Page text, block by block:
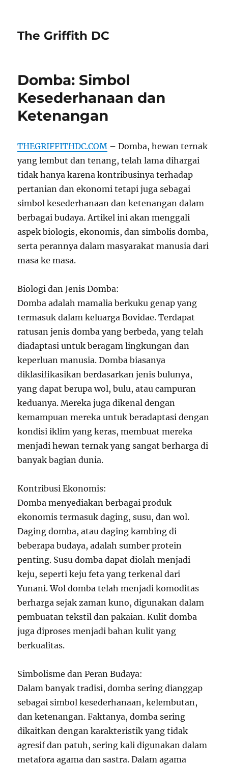
The Griffith DC
Domba: Simbol
Kesederhanaan dan
Ketenangan
THEGRIFFITHDC.COM – Domba, hewan ternak
yang lembut dan tenang, telah lama dihargai
tidak hanya karena kontribusinya terhadap
pertanian dan ekonomi tetapi juga sebagai
simbol kesederhanaan dan ketenangan dalam
berbagai budaya. Artikel ini akan menggali
aspek biologis, ekonomis, dan simbolis domba,
serta perannya dalam masyarakat manusia dari
masa ke masa.
Biologi dan Jenis Domba:
Domba adalah mamalia berkuku genap yang
termasuk dalam keluarga Bovidae. Terdapat
ratusan jenis domba yang berbeda, yang telah
diadaptasi untuk beragam lingkungan dan
keperluan manusia. Domba biasanya
diklasifikasikan berdasarkan jenis bulunya,
yang dapat berupa wol, bulu, atau campuran
keduanya. Mereka juga dikenal dengan
kemampuan mereka untuk beradaptasi dengan
kondisi iklim yang keras, membuat mereka
menjadi hewan ternak yang sangat berharga di
banyak bagian dunia.
Kontribusi Ekonomis:
Domba menyediakan berbagai produk
ekonomis termasuk daging, susu, dan wol.
Daging domba, atau daging kambing di
beberapa budaya, adalah sumber protein
penting. Susu domba dapat diolah menjadi
keju, seperti keju feta yang terkenal dari
Yunani. Wol domba telah menjadi komoditas
berharga sejak zaman kuno, digunakan dalam
pembuatan tekstil dan pakaian. Kulit domba
juga diproses menjadi bahan kulit yang
berkualitas.
Simbolisme dan Peran Budaya:
Dalam banyak tradisi, domba sering dianggap
sebagai simbol kesederhanaan, kelembutan,
dan ketenangan. Faktanya, domba sering
dikaitkan dengan karakteristik yang tidak
agresif dan patuh, sering kali digunakan dalam
metafora agama dan sastra. Dalam agama